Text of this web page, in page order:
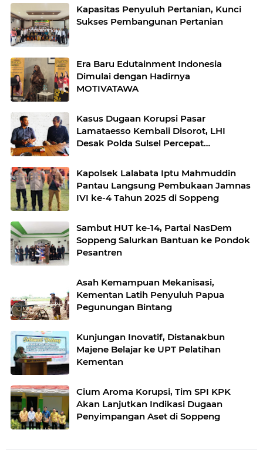
Kapasitas Penyuluh Pertanian, Kunci
Sukses Pembangunan Pertanian
Era Baru Edutainment Indonesia
Dimulai dengan Hadirnya
MOTIVATAWA
Kasus Dugaan Korupsi Pasar
Lamataesso Kembali Disorot, LHI
Desak Polda Sulsel Percepat
Kapolsek Lalabata Iptu Mahmuddin
Pantau Langsung Pembukaan Jamnas
IVI ke-4 Tahun 2025 di Soppeng
Sambut HUT ke-14, Partai NasDem
Soppeng Salurkan Bantuan ke Pondok
Pesantren
Asah Kemampuan Mekanisasi,
Kementan Latih Penyuluh Papua
Pegunungan Bintang
Kunjungan Inovatif, Distanakbun
Majene Belajar ke UPT Pelatihan
Kementan
Cium Aroma Korupsi, Tim SPI KPK
Akan Lanjutkan Indikasi Dugaan
Penyimpangan Aset di Soppeng